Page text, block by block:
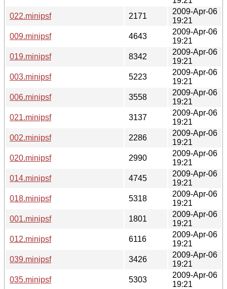
022.minipsf
2171
2009-Apr-06
19:21
009.minipsf
4643
2009-Apr-06
19:21
019.minipsf
8342
2009-Apr-06
19:21
003.minipsf
5223
2009-Apr-06
19:21
006.minipsf
3558
2009-Apr-06
19:21
021.minipsf
3137
2009-Apr-06
19:21
002.minipsf
2286
2009-Apr-06
19:21
020.minipsf
2990
2009-Apr-06
19:21
014.minipsf
4745
2009-Apr-06
19:21
018.minipsf
5318
2009-Apr-06
19:21
001.minipsf
1801
2009-Apr-06
19:21
012.minipsf
6116
2009-Apr-06
19:21
039.minipsf
3426
2009-Apr-06
19:21
035.minipsf
5303
2009-Apr-06
19:21